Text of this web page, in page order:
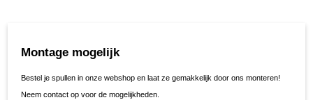
Montage mogelijk
Bestel je spullen in onze webshop en laat ze gemakkelijk door ons monteren!
Neem contact op voor de mogelijkheden.